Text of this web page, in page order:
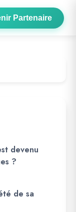
Partenaire
devenu
?
de sa